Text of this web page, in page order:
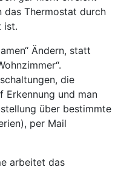
das Thermostat durch
ist.
Ändern, statt
die
Erkennung und man
über bestimmte
per Mail
arbeitet das